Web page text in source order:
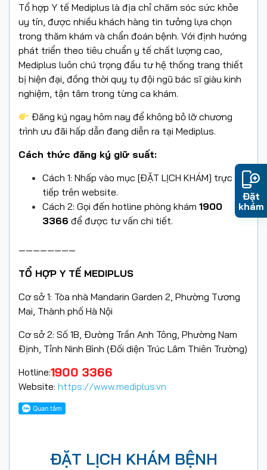
Tổ hợp Y tế Mediplus là địa chỉ chăm sóc sức khỏe
uy tín, được nhiều khách hàng tin tưởng lựa chọn
trong thăm khám và chẩn đoán bệnh. Với định hướng
phát triển theo tiêu chuẩn y tế chất lượng cao,
Mediplus luôn chú trọng đầu tư hệ thống trang thiết
bị hiện đại, đồng thời quy tụ đội ngũ bác sĩ giàu kinh
nghiệm, tận tâm trong từng ca khám.
Đăng ký ngay hôm nay để không bỏ lỡ chương
trình ưu đãi hấp dẫn đang diễn ra tại Mediplus.
Cách thức đăng ký giữ suất:
Cách 1: Nhấp vào mục [ĐẶT LỊCH KHÁM] trực
tiếp trên website.
Cách 2: Gọi đến hotline phòng khám 1900
3366 để được tư vấn chi tiết.
————————
TỔ HỢP Y TẾ MEDIPLUS
Cơ sở 1: Tòa nhà Mandarin Garden 2, Phường Tương
Mai, Thành phố Hà Nội
Cơ sở 2: Số 1B, Đường Trần Anh Tông, Phường Nam
Định, Tỉnh Ninh Bình (Đối diện Trúc Lâm Thiên Trường)
Hotline:1900 3366
Website: https://www.mediplus.vn
ĐẶT LỊCH KHÁM BỆNH
Đặt
khám